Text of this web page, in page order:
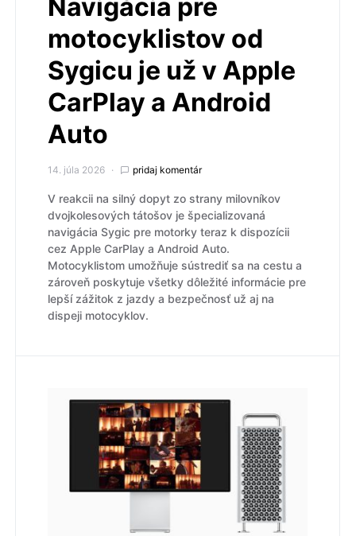
Navigácia pre
motocyklistov od
Sygicu je už v Apple
CarPlay a Android
Auto
14. júla 2026 pridaj komentár
V reakcii na silný dopyt zo strany milovníkov
dvojkolesových tátošov je špecializovaná
navigácia Sygic pre motorky teraz k dispozícii
cez Apple CarPlay a Android Auto.
Motocyklistom umožňuje sústrediť sa na cestu a
zároveň poskytuje všetky dôležité informácie pre
lepší zážitok z jazdy a bezpečnosť už aj na
dispeji motocyklov.